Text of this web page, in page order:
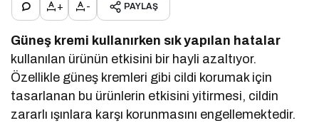
+ - PAYLAŞ
Güneş kremi kullanırken sık yapılan hatalar
kullanılan ürünün etkisini bir hayli azaltıyor.
Özellikle güneş kremleri gibi cildi korumak için
tasarlanan bu ürünlerin etkisini yitirmesi, cildin
zararlı ışınlara karşı korunmasını engellemektedir.